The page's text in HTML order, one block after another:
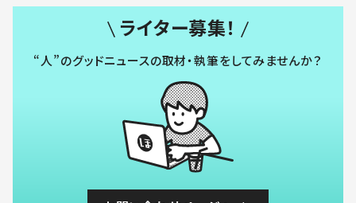
ライター募集！
“人”のグッドニュースの取材・執筆をしてみませんか？